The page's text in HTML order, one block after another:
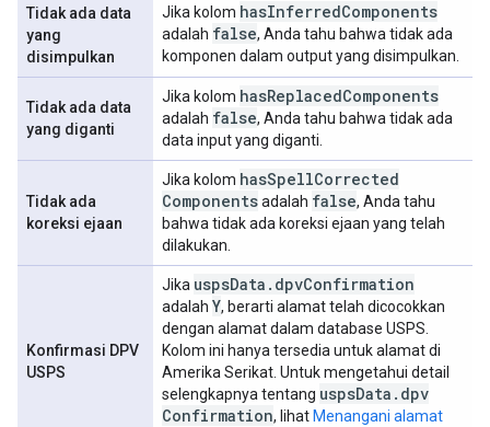
Tidak ada data
yang
disimpulkan
Jika kolom hasInferredComponents
adalah false, Anda tahu bahwa tidak ada
komponen dalam output yang disimpulkan.
Tidak ada data
yang diganti
Jika kolom hasReplacedComponents
adalah false, Anda tahu bahwa tidak ada
data input yang diganti.
Tidak ada
koreksi ejaan
Jika kolom hasSpellCorrected
Componentsadalah false, Anda tahu
bahwa tidak ada koreksi ejaan yang telah
dilakukan.
Konfirmasi DPV
USPS
Jika uspsData . dpvConfirmation
adalah Y, berarti alamat telah dicocokkan
dengan alamat dalam database USPS.
Kolom ini hanya tersedia untuk alamat di
Amerika Serikat. Untuk mengetahui detail
selengkapnya tentang uspsData . dpv
Confirmation, lihat Menangani alamat